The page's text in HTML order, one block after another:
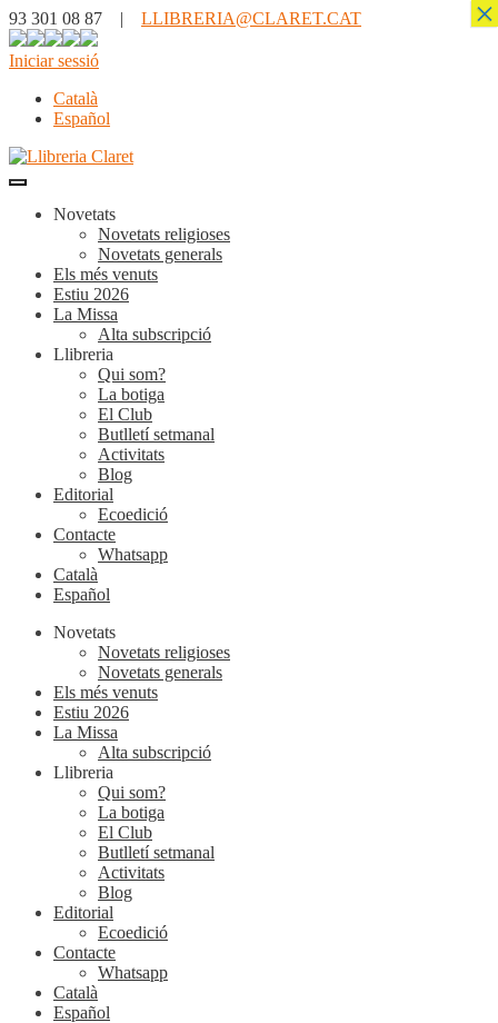
93 301 08 87 | LLIBRERIA@CLARET.CAT
Iniciar sessió
Català
Español
Novetats
Novetats religioses
Novetats generals
Els més venuts
Estiu 2026
La Missa
Alta subscripció
Llibreria
Qui som?
La botiga
El Club
Butlletí setmanal
Activitats
Blog
Editorial
Ecoedició
Contacte
Whatsapp
Català
Español
Novetats
Novetats religioses
Novetats generals
Els més venuts
Estiu 2026
La Missa
Alta subscripció
Llibreria
Qui som?
La botiga
El Club
Butlletí setmanal
Activitats
Blog
Editorial
Ecoedició
Contacte
Whatsapp
Català
Español
×